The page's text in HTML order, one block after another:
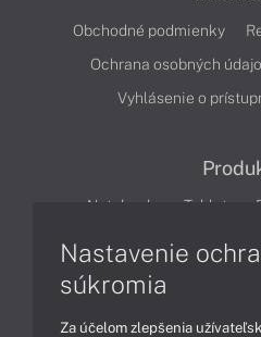
Obchodné podmienky
Ochrana osobných
Vyhlásenie o
Notebooky Tablety
Nastavenie
súkromia
Za účelom zlepšenia